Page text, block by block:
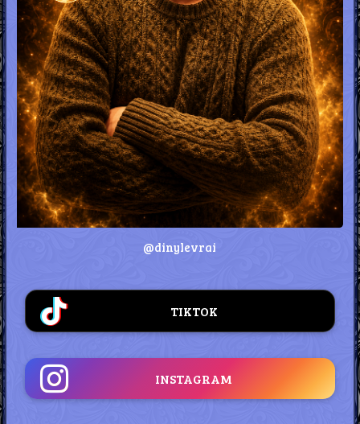
@dinylevrai
TIKTOK
INSTAGRAM